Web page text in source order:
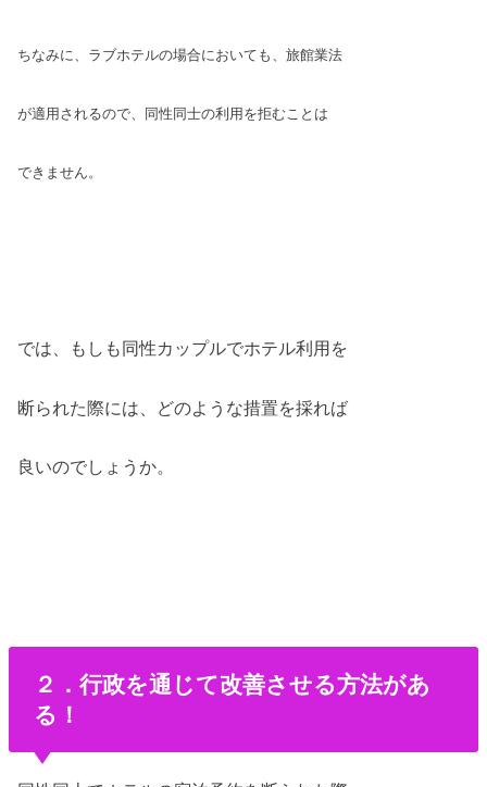
ちなみに、ラブホテルの場合においても、旅館業法
が適用されるので、同性同士の利用を拒むことは
できません。
では、もしも同性カップルでホテル利用を
断られた際には、どのような措置を採れば
良いのでしょうか。
２．行政を通じて改善させる方法があ
る！